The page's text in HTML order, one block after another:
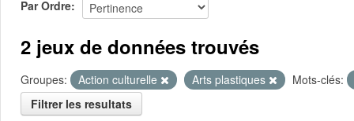
À propos
Par Ordre
2 jeux de données trouvés
Groupes: Action culturelle Arts plastiques
Mots-clés:
Filtrer les resultats